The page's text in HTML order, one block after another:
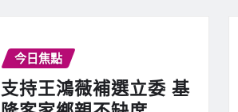
今日焦點
支持王鴻薇補選立委 基